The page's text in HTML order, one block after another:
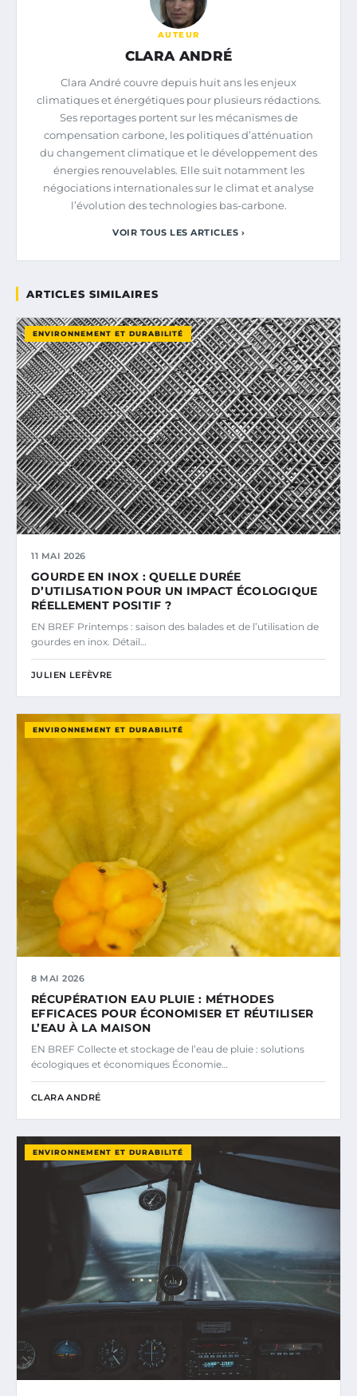
AUTEUR
CLARA ANDRÉ
Clara André couvre depuis huit ans les enjeux
climatiques et énergétiques pour plusieurs rédactions.
Ses reportages portent sur les mécanismes de
compensation carbone, les politiques d’atténuation
du changement climatique et le développement des
énergies renouvelables. Elle suit notamment les
négociations internationales sur le climat et analyse
l’évolution des technologies bas-carbone.
VOIR TOUS LES ARTICLES ›
ARTICLES SIMILAIRES
ENVIRONNEMENT ET DURABILITÉ
11 MAI 2026
GOURDE EN INOX : QUELLE DURÉE
D’UTILISATION POUR UN IMPACT ÉCOLOGIQUE
RÉELLEMENT POSITIF ?
EN BREF Printemps : saison des balades et de l’utilisation de
gourdes en inox. Détail…
JULIEN LEFÈVRE
ENVIRONNEMENT ET DURABILITÉ
8 MAI 2026
RÉCUPÉRATION EAU PLUIE : MÉTHODES
EFFICACES POUR ÉCONOMISER ET RÉUTILISER
L’EAU À LA MAISON
EN BREF Collecte et stockage de l’eau de pluie : solutions
écologiques et économiques Économie…
CLARA ANDRÉ
ENVIRONNEMENT ET DURABILITÉ